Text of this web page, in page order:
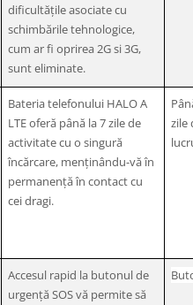
dificultățile asociate cu
schimbările tehnologice,
cum ar fi oprirea 2G si 3G,
sunt eliminate.
Bateria telefonului HALO A
LTE oferă până la 7 zile de
activitate cu o singură
încărcare, menținându-vă în
permanență în contact cu
cei dragi.
zile
Accesul rapid la butonul de
urgență SOS vă permite să